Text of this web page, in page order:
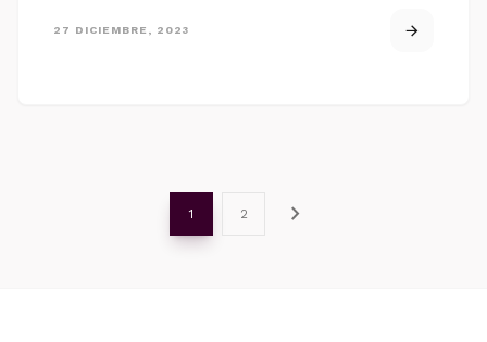
27 DICIEMBRE, 2023
1 2 chevron_right